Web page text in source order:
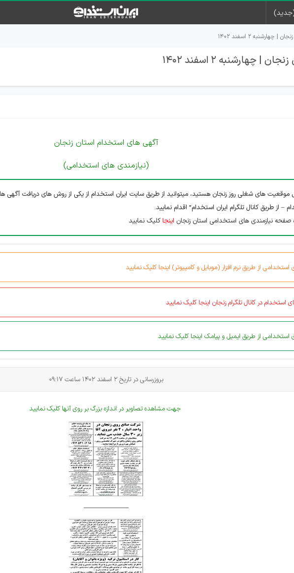
۲ اسفند ۱۴۰۲
2 اسفند 1402
آگهی های استخدام استان زنجان
(نیازمندی های استخدامی)
موقعیت های شغلی روز زنجان هستید، میتوانید از طریق سایت ایران استخدام از یکی از روش های دریافت آگهی
– از طریق کانال تلگرام ایران استخدام” اقدام نمایید.
نیازمندی های استخدامی استان زنجان اینجاکلیک نمایید
از طریق نرم افزار (موبایل و کامپیوتر) اینجا کلیک نمایید
در کانال تلگرام زنجان اینجا کلیک نمایید
از طریق ایمیل و پیامک اینجا کلیک نمایید
بروزرسانی در تاریخ 2 اسفند 1402 ساعت 09:17
جهت مشاهده تصاویر در اندازه بزرگ بر روی آنها کلیک نمایید
_____________